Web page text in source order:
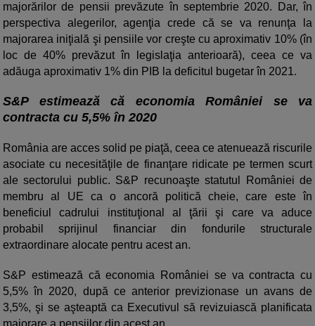
majorărilor de pensii prevăzute în septembrie 2020. Dar, în
perspectiva alegerilor, agenţia crede că se va renunţa la
majorarea iniţială şi pensiile vor creşte cu aproximativ 10% (în
loc de 40% prevăzut în legislaţia anterioară), ceea ce va
adăuga aproximativ 1% din PIB la deficitul bugetar în 2021.
S&P estimează că economia României se va
contracta cu 5,5% în 2020
România are acces solid pe piaţă, ceea ce atenuează riscurile
asociate cu necesităţile de finanţare ridicate pe termen scurt
ale sectorului public. S&P recunoaşte statutul României de
membru al UE ca o ancoră politică cheie, care este în
beneficiul cadrului instituţional al ţării şi care va aduce
probabil sprijinul financiar din fondurile structurale
extraordinare alocate pentru acest an.
S&P estimează că economia României se va contracta cu
5,5% în 2020, după ce anterior previzionase un avans de
3,5%, şi se aşteaptă ca Executivul să revizuiască planificata